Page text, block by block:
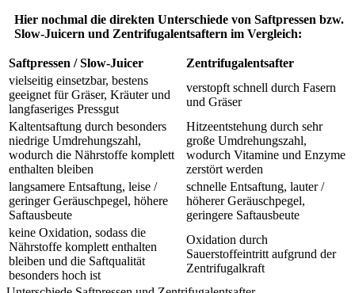
Hier nochmal die direkten Unterschiede von Saftpressen bzw.
Slow-Juicern und Zentrifugalentsaftern im Vergleich:
Saftpressen / Slow-Juicer
Zentrifugalentsafter
vielseitig einsetzbar, bestens
geeignet für Gräser, Kräuter und
langfaseriges Pressgut
verstopft schnell durch Fasern
und Gräser
Kaltentsaftung durch besonders
niedrige Umdrehungszahl,
wodurch die Nährstoffe komplett
enthalten bleiben
Hitzeentstehung durch sehr
große Umdrehungszahl,
wodurch Vitamine und Enzyme
zerstört werden
langsamere Entsaftung, leise /
geringer Geräuschpegel, höhere
Saftausbeute
schnelle Entsaftung, lauter /
höherer Geräuschpegel,
geringere Saftausbeute
keine Oxidation, sodass die
Nährstoffe komplett enthalten
bleiben und die Saftqualität
besonders hoch ist
Oxidation durch
Sauerstoffeintritt aufgrund der
Zentrifugalkraft